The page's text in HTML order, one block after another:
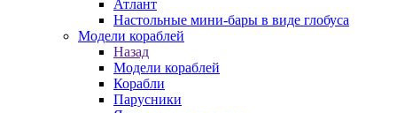
Атлант
Настольные мини-бары в виде глобуса
Модели кораблей
Назад
Модели кораблей
Корабли
Парусники